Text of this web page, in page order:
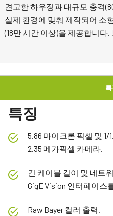
견고한 하우징과 대규모 충격
실제 환경에 맞춰 제작되어 소
(18만 시간 이상)을 제공합니다
특
특징
5.86 마이크론 픽셀 및 1/
2.35 메가픽셀 카메라.
긴 케이블 길이 및 네트
GigE Vision 인터페이스
Raw Bayer 컬러 출력.